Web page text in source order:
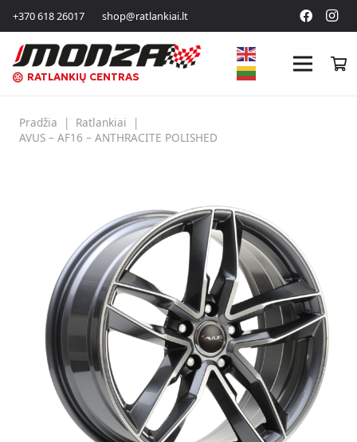
+370 618 26017 shop@ratlankiai.lt
RATLANKIŲ CENTRAS
Pradžia | Ratlankiai
|
AVUS – AF16 – ANTHRACITE POLISHED